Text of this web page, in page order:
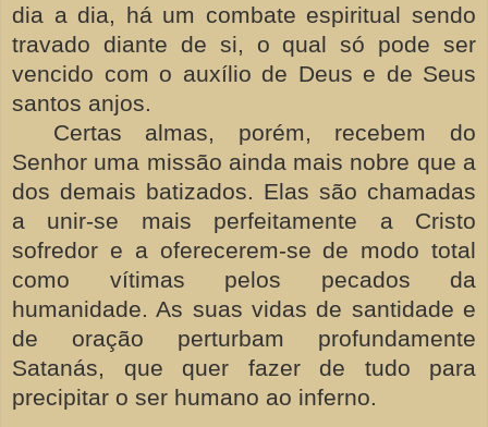
dia a dia, há um combate espiritual sendo
travado diante de si, o qual só pode ser
vencido com o auxílio de Deus e de Seus
santos anjos.
Certas almas, porém, recebem do
Senhor uma missão ainda mais nobre que a
dos demais batizados. Elas são chamadas
a unir-se mais perfeitamente a Cristo
sofredor e a oferecerem-se de modo total
como vítimas pelos pecados da
humanidade. As suas vidas de santidade e
de oração perturbam profundamente
Satanás, que quer fazer de tudo para
precipitar o ser humano ao inferno.